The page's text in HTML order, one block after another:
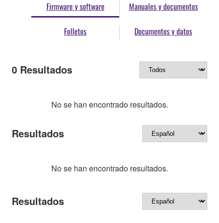
Firmware y software Manuales y documentos
Folletos Documentos y datos
0 Resultados
No se han encontrado resultados.
Resultados
No se han encontrado resultados.
Resultados